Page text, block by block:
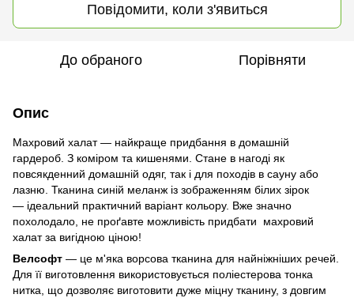
Повідомити, коли з'явиться
До обраного Порівняти
Опис
Махровий халат — найкраще придбання в домашній
гардероб. З коміром та кишенями. Стане в нагоді як
повсякденний домашній одяг, так і для походів в сауну або
лазню. Тканина синій меланж із зображенням білих зірок
— ідеальний практичний варіант кольору. Вже значно
похолодало, не проґавте можливість придбати махровий
халат за вигідною ціною!
Велсофт ― це м'яка ворсова тканина для найніжніших речей.
Для її виготовлення використовується поліестерова тонка
нитка, що дозволяє виготовити дуже міцну тканину, з довгим